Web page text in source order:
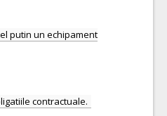
putin un echipament